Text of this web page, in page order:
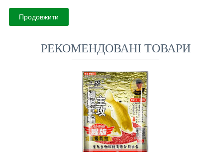
Продовжити
РЕКОМЕНДОВАНІ ТОВАРИ